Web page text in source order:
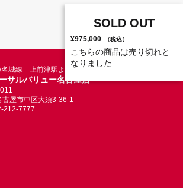
SOLD OUT
¥975,000 （税込）
こちらの商品は売り切れと
なりました
名城線 上前津駅より徒歩5分
サルバリュー名古屋店
古屋市中区大須3-36-1
212-7777